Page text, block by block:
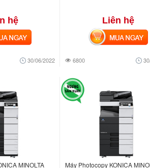
hệ
30/06/2022
Liên hệ
6800
MUA NGAY
MINOLTA
Máy Photocopy KONICA